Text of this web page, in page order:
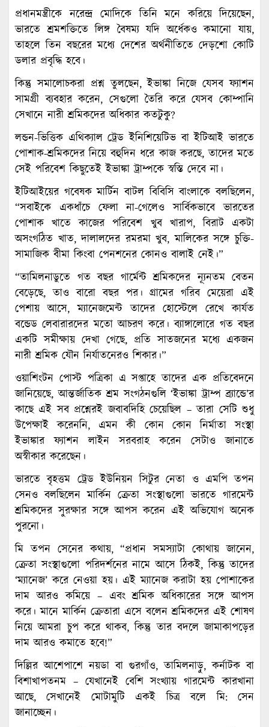
প্রধানমন্ত্রীকে নরেন্দ্র মোদিকে তিনি মনে করিয়ে দিয়েছেন,
ভারতে শ্রমশক্তিতে লিঙ্গ বৈষম্য যদি অর্ধেকও কমানো যায়,
তাহলে তিন বছরের মধ্যে দেশের অর্থনীতিতে দেড়শো কোটি
ডলার প্রবৃদ্ধি হবে।
কিন্তু সমালোচকরা প্রশ্ন তুলছেন, ইভাঙ্কা নিজে যেসব ফ্যাশন
সামগ্রী ব্যবহার করেন, সেগুলো তৈরি করে যেসব কোম্পানি
সেখানে নারী শ্রমিকদের অধিকার কতটুকু?
লন্ডন-ভিত্তিক এথিক্যাল ট্রেড ইনিশিয়েটিভ বা ইটিআই ভারতে
পোশাক-শ্রমিকদের নিয়ে বহুদিন ধরে কাজ করছে, তাদের মতে
সেই পরিবেশ কিছুতেই ইভাঙ্কা ট্রাম্পকে স্বস্তি দেবে না।
ইটিআইয়ের গবেষক মার্টিন বাটল বিবিসি বাংলাকে বলছিলেন,
“সবাইকে একধাঁচে ফেলা না-গেলেও সার্বিকভাবে ভারতের
পোশাক খাতে কাজের পরিবেশ খুব খারাপ, বিরাট একটা
অসংগঠিত খাত, দালালদের রমরমা খুব, মালিকের সঙ্গে চুক্তি-
সামাজিক বীমা কিংবা পেনশনের কোনও বালাই নেই।”
“তামিলনাডুতে গত বছর গার্মেন্ট শ্রমিকদের ন্যূনতম বেতন
বেড়েছে, তাও বারো বছর পর। গ্রামের গরিব মেয়েরা এই
পেশায় আসে, ম্যানেজমেন্ট তাদের হোস্টেলে রেখে কার্যত
বন্ডেড লেবারারদের মতো আচরণ করে। ব্যাঙ্গালোরে গত বছর
একটি সমীক্ষায় দেখা গেছে, প্রতি সাতজনের মধ্যে একজন
নারী শ্রমিক যৌন নির্যাতনেরও শিকার।”
ওয়াশিংটন পোস্ট পত্রিকা এ সপ্তাহে তাদের এক প্রতিবেদনে
জানিয়েছে, আন্তর্জাতিক শ্রম সংগঠনগুলি ‘ইভাঙ্কা ট্রাম্প ব্র্যান্ডে’র
কাছে এই সব প্রশ্নেরই জবাবদিহি চেয়েছিল – তারা সেটি শুধু
উপেক্ষাই করেননি, এমন কী কোন কোন নির্মাতা সংস্থা
ইভাঙ্কার ফ্যাশন লাইন সরবরাহ করেন সেটাও জানাতে
অস্বীকার করেছেন।
ভারতে বৃহত্তম ট্রেড ইউনিয়ন সিটুর নেতা ও এমপি তপন
সেনও বলছিলেন মার্কিন ক্রেতা সংস্থাগুলো ভারতে গারমেন্ট
শ্রমিকদের সুরক্ষার সঙ্গে আপস করেন এই অভিযোগ অনেক
পুরনো।
মি তপন সেনের কথায়, “প্রধান সমস্যাটা কোথায় জানেন,
ক্রেতা সংস্থাগুলো পরিদর্শনের নামে আসে ঠিকই, কিন্তু তাদের
‘ম্যানেজ’ করে নেওয়া হয়। এই ম্যানেজ করাটা হয় পোশাকের
দাম আরও কমিয়ে – এবং শ্রমিক অধিকারের সঙ্গে আপস
করে। মানে মার্কিন ক্রেতারা এসে বলেন শ্রমিকদের এই শোষণ
নিয়ে আমরা চুপ করে থাকব, কিন্তু তার বদলে জামাকাপড়ের
দাম আরও কমাতে হবে!”
দিল্লির আশেপাশে নয়ডা বা গুরগাঁও, তামিলনাড়ু, কর্নাটক বা
বিশাখাপতনম – যেখানেই বেশি সংখ্যায় গারমেন্ট কারখানা
আছে, সেখানেই মোটামুটি একই চিত্র বলে মি: সেন
জানাচ্ছেন।